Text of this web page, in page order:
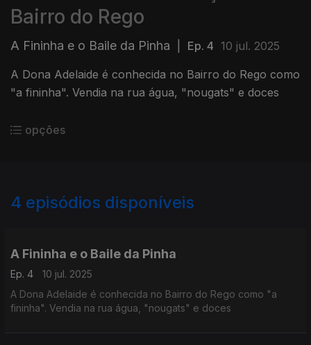
Bairro do Rego
A Fininha e o Baile da Pinha Ep. 4 10 jul. 2025
A Dona Adelaide é conhecida no Bairro do Rego como
"a fininha". Vendia na rua água, "nougats" e doces
opções
4 episódios disponíveis
A Fininha e o Baile da Pinha
Ep. 4
10 jul. 2025
A Dona Adelaide é conhecida no Bairro do Rego como "a
fininha". Vendia na rua água, "nougats" e doces